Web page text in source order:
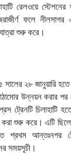
রেলওয়ে স্টেশনের
ফলে নীলসাগর
শুরু করে।
সালের ২৮ জানুয়ারি হতে
উন্নয়ন করার
ট্রেনটি চিলাহাটি
শুরু করে। এটি ছিলো
প্রথম আন্তঃনগর
সময়সূচী।